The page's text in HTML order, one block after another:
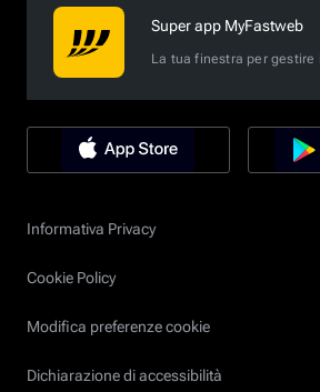
Super app MyFastweb
La tua finestra per gestire
Informativa Privacy
Cookie Policy
Modifica preferenze cookie
Dichiarazione di accessibilità